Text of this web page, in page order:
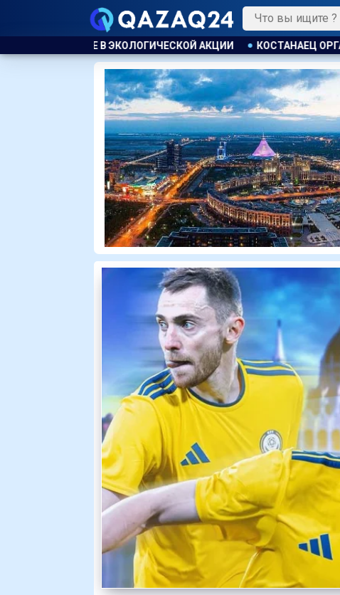
КОСТАНАЕЦ ОРГАНИЗОВАЛ НЕЗАКОННУЮ ВЫДАЧУ